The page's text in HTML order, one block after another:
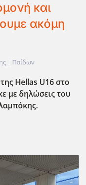
και
ακόμη
| Παίδων
Hellas U16 στο
με δηλώσεις του